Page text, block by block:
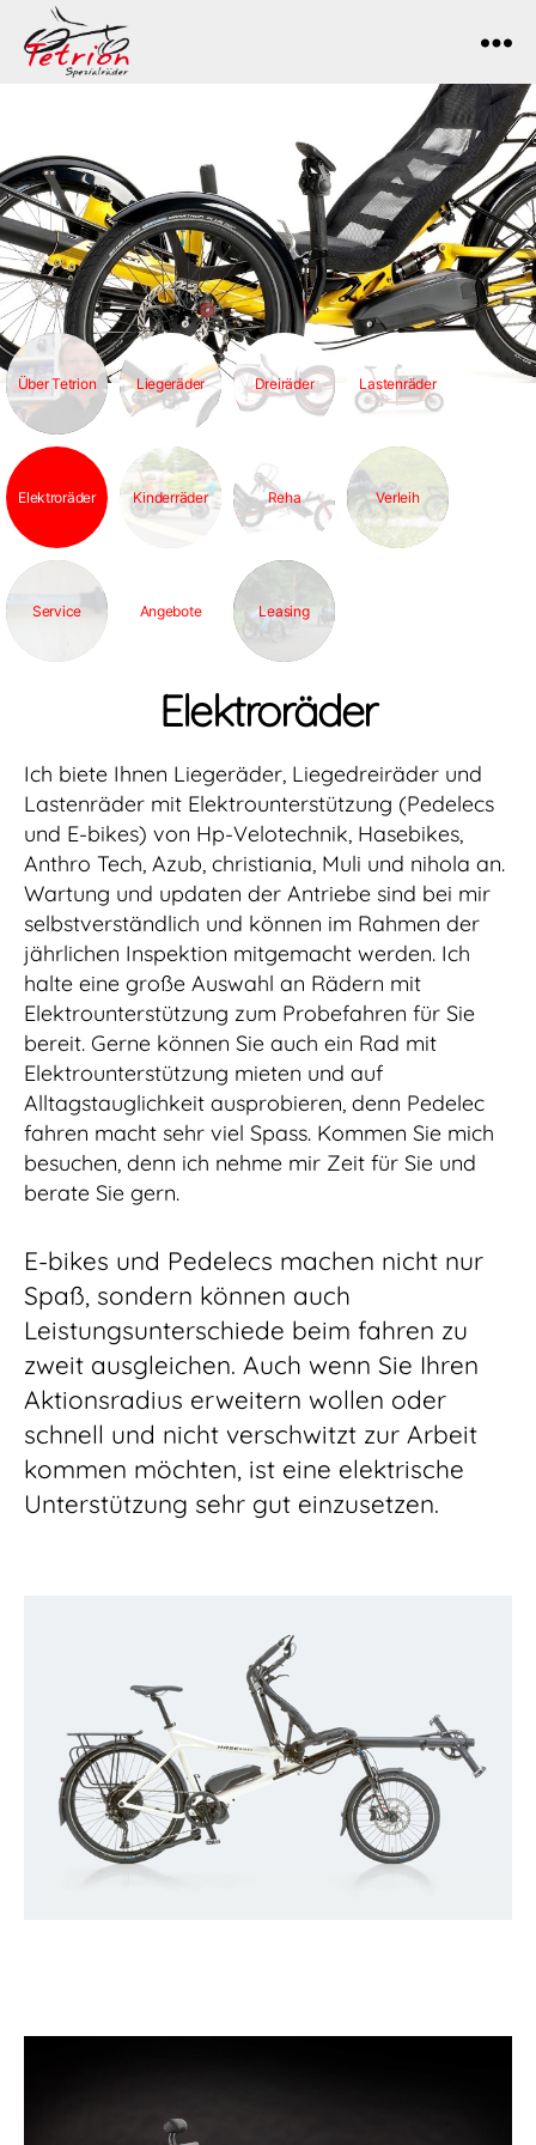
Über Tetrion Liegeräder Dreiräder Lastenräder
Elektroräder Kinderräder Reha Verleih
Service Angebote Leasing
Elektroräder
Ich biete Ihnen Liegeräder, Liegedreiräder und
Lastenräder mit Elektrounterstützung (Pedelecs
und E-bikes) von Hp-Velotechnik, Hasebikes,
Anthro Tech, Azub, christiania, Muli und nihola an.
Wartung und updaten der Antriebe sind bei mir
selbstverständlich und können im Rahmen der
jährlichen Inspektion mitgemacht werden. Ich
halte eine große Auswahl an Rädern mit
Elektrounterstützung zum Probefahren für Sie
bereit. Gerne können Sie auch ein Rad mit
Elektrounterstützung mieten und auf
Alltagstauglichkeit ausprobieren, denn Pedelec
fahren macht sehr viel Spass. Kommen Sie mich
besuchen, denn ich nehme mir Zeit für Sie und
berate Sie gern.
E-bikes und Pedelecs machen nicht nur
Spaß, sondern können auch
Leistungsunterschiede beim fahren zu
zweit ausgleichen. Auch wenn Sie Ihren
Aktionsradius erweitern wollen oder
schnell und nicht verschwitzt zur Arbeit
kommen möchten, ist eine elektrische
Unterstützung sehr gut einzusetzen.